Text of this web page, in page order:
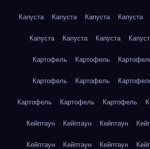
Капуста Капуста Капуста Капуста
Капуста Капуста Капуста
Картофель Картофель
Картофель Картофель
Картофель Картофель Картофель
Кейптаун Кейптаун Кейптаун
Кейптаун Кейптаун Кейптаун